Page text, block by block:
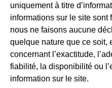
uniquement à titre
informations sur le site sont
nous ne faisons aucune
quelque nature que ce soit,
concernant l’exactitude,
fiabilité, la disponibilité ou
information sur le site.